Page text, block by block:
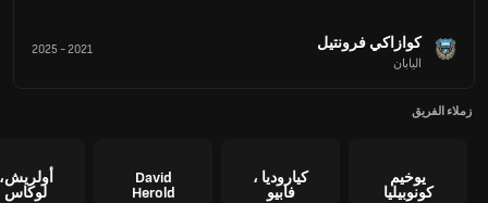
كوازاكي فرونتيل
اليابان
2021
-
2025
زملاء الفريق
يوخيم
كونوبيليا
كياروديا ،
فابيو
David
Herold
لوكاس